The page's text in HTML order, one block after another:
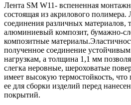
Лента SM W11- вспененная
состоящая из акрилового полимера.
соединения различных материалов,
алюминиевый композит, бумажно-
композитные
полученное соединение
нагрузкам, а толщина 1,1 мм
слегка неровные, шероховатые
имеет высокую термостойкость, что
ее для сборки изделий перед
покрытий.